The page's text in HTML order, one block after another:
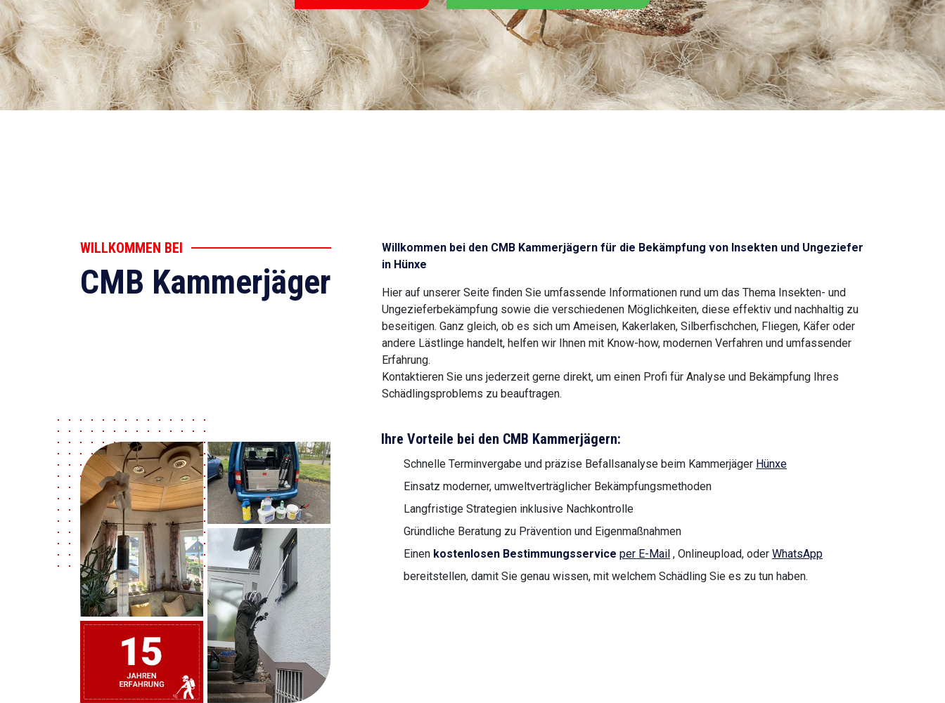
WILLKOMMEN BEI
CMB Kammerjäger
Willkommen bei den CMB Kammerjägern für die Bekämpfung von Insekten und Ungeziefer
in Hünxe
Hier auf unserer Seite finden Sie umfassende Informationen rund um das Thema Insekten- und
Ungezieferbekämpfung sowie die verschiedenen Möglichkeiten, diese effektiv und nachhaltig zu
beseitigen. Ganz gleich, ob es sich um Ameisen, Kakerlaken, Silberfischchen, Fliegen, Käfer oder
andere Lästlinge handelt, helfen wir Ihnen mit Know-how, modernen Verfahren und umfassender
Erfahrung.
Kontaktieren Sie uns jederzeit gerne direkt, um einen Profi für Analyse und Bekämpfung Ihres
Schädlingsproblems zu beauftragen.
Ihre Vorteile bei den CMB Kammerjägern:
Schnelle Terminvergabe und präzise Befallsanalyse beim Kammerjäger Hünxe
Einsatz moderner, umweltverträglicher Bekämpfungsmethoden
Langfristige Strategien inklusive Nachkontrolle
Gründliche Beratung zu Prävention und Eigenmaßnahmen
Einen kostenlosen Bestimmungsservice per E-Mail , Onlineupload, oder WhatsApp
bereitstellen, damit Sie genau wissen, mit welchem Schädling Sie es zu tun haben.